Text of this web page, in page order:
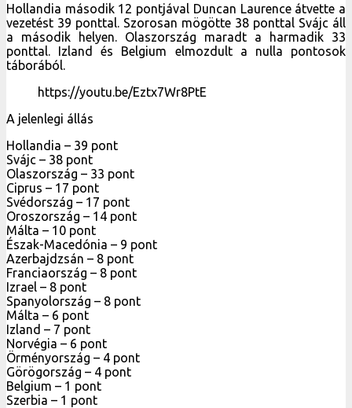
Hollandia második 12 pontjával Duncan Laurence átvette a
vezetést 39 ponttal. Szorosan mögötte 38 ponttal Svájc áll
a második helyen. Olaszország maradt a harmadik 33
ponttal. Izland és Belgium elmozdult a nulla pontosok
táborából.
https://youtu.be/Eztx7Wr8PtE
A jelenlegi állás
Hollandia – 39 pont
Svájc – 38 pont
Olaszország – 33 pont
Ciprus – 17 pont
Svédország – 17 pont
Oroszország – 14 pont
Málta – 10 pont
Észak-Macedónia – 9 pont
Azerbajdzsán – 8 pont
Franciaország – 8 pont
Izrael – 8 pont
Spanyolország – 8 pont
Málta – 6 pont
Izland – 7 pont
Norvégia – 6 pont
Örményország – 4 pont
Görögország – 4 pont
Belgium – 1 pont
Szerbia – 1 pont